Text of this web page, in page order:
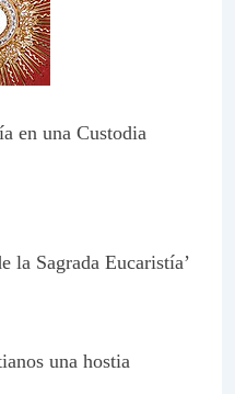
en una Custodia
la Sagrada Eucaristía’
una hostia